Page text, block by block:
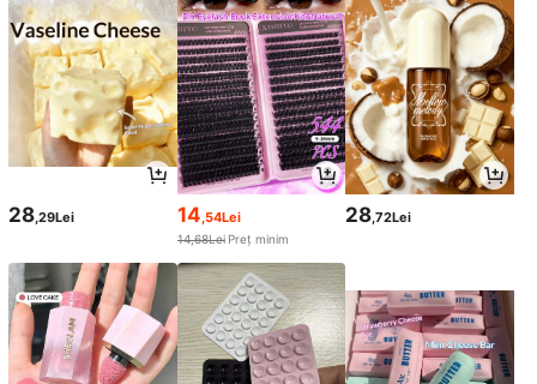
28 ,29Lei 14 ,54Lei
14,68Lei Preț minim
28 ,72Lei